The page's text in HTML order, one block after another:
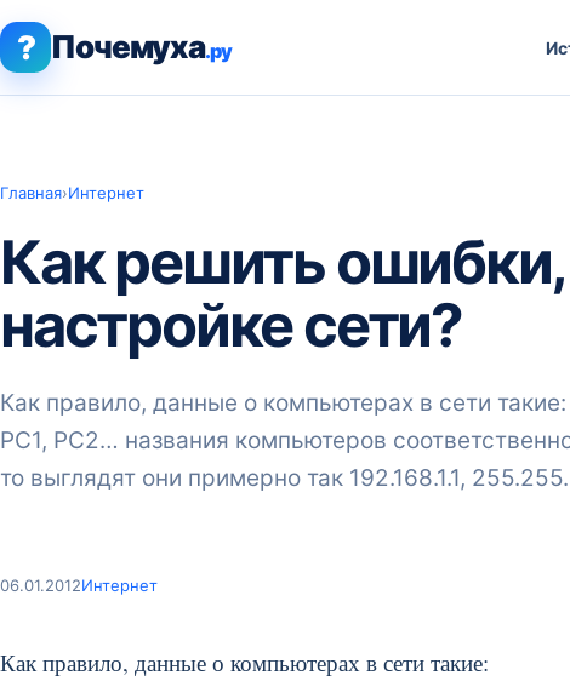
? Почемуха.ру
Главная›Интернет
Как решить
настройке сети?
Как правило, данные о компьютерах в сети
РС1, РС2… названия компьютеров
то выглядят они примерно так 192.168.1.1,
06.01.2012Интернет
Как правило, данные о компьютерах в сети такие: